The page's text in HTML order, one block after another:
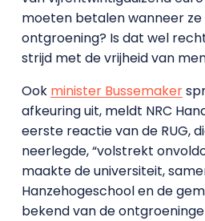
moeten betalen wanneer ze
ontgroening? Is dat wel
strijd met de vrijheid van
Ook minister Bussemaker
afkeuring uit, meldt NRC
eerste reactie van de RUG,
neerlegde, “volstrekt
maakte de universiteit,
Hanzehogeschool en de
bekend van de